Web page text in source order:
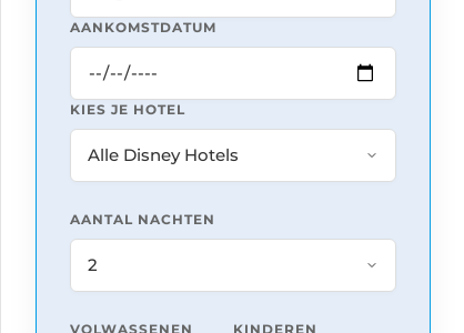
AANKOMSTDATUM
KIES JE HOTEL
AANTAL NACHTEN
VOLWASSENEN KINDEREN